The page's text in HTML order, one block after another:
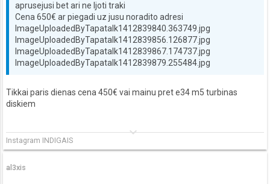
aprusejusi bet ari ne ljoti traki
Cena 650€ ar piegadi uz jusu noradito adresi
ImageUploadedByTapatalk1412839840.363749.jpg
ImageUploadedByTapatalk1412839856.126877.jpg
ImageUploadedByTapatalk1412839867.174737.jpg
ImageUploadedByTapatalk1412839879.255484.jpg
Tikkai paris dienas cena 450€ vai mainu pret e34 m5 turbinas
diskiem
keyboard_arrow_down
Instagram INDIGAIS
al3xis